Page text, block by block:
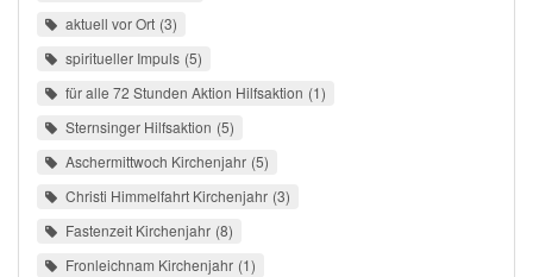
aktuell vor Ort 3
spiritueller Impuls 5
für alle 72 Stunden Aktion Hilfsaktion 1
Sternsinger Hilfsaktion 5
Aschermittwoch Kirchenjahr 5
Christi Himmelfahrt Kirchenjahr 3
Fastenzeit Kirchenjahr 8
Fronleichnam Kirchenjahr 1